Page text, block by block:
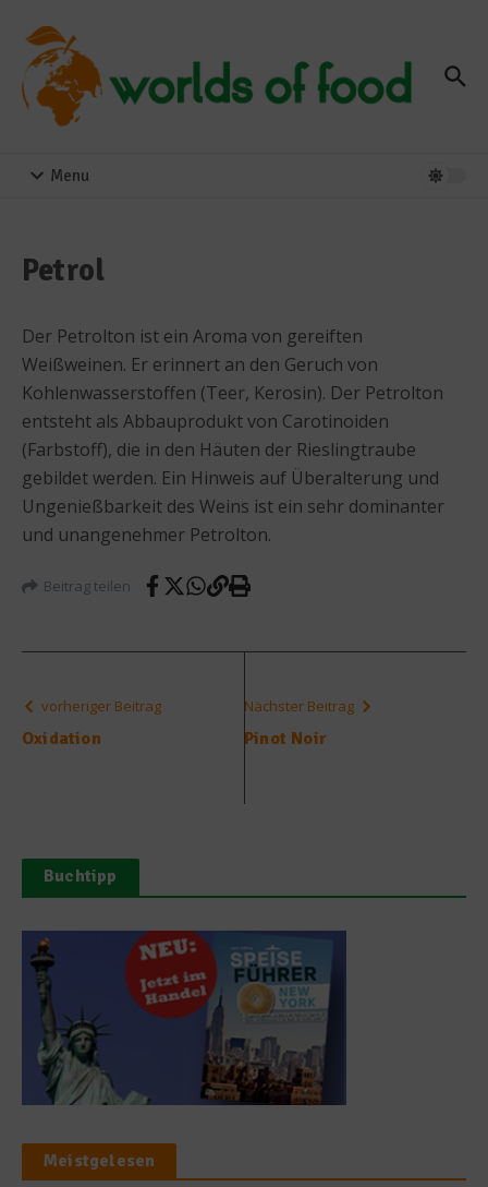
Menu
Petrol
Der Petrolton ist ein Aroma von gereiften
Weißweinen. Er erinnert an den Geruch von
Kohlenwasserstoffen (Teer, Kerosin). Der Petrolton
entsteht als Abbauprodukt von Carotinoiden
(Farbstoff), die in den Häuten der Rieslingtraube
gebildet werden. Ein Hinweis auf Überalterung und
Ungenießbarkeit des Weins ist ein sehr dominanter
und unangenehmer Petrolton.
Beitrag teilen
vorheriger Beitrag
Oxidation
Nächster Beitrag
Pinot Noir
Buchtipp
Meistgelesen